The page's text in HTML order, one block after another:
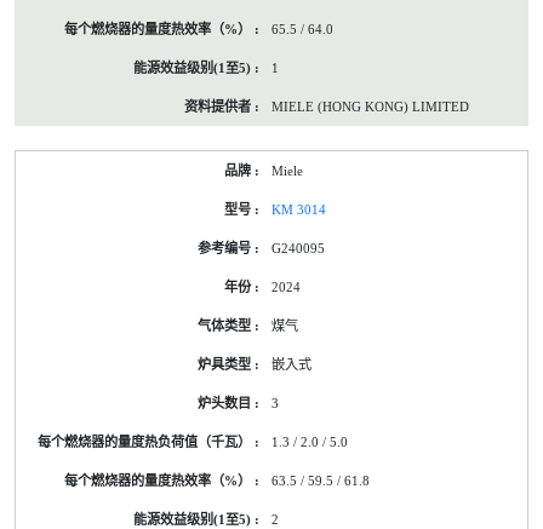
65.5 / 64.0
1
MIELE (HONG KONG) LIMITED
Miele
KM 3014
G240095
2024
煤气
嵌入式
3
1.3 / 2.0 / 5.0
63.5 / 59.5 / 61.8
2